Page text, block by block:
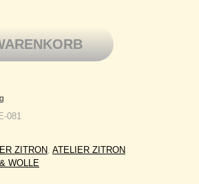
081
ZITRON ATELIER ZITRON
WOLLE